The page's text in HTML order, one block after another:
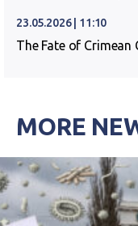
23.05.2026 | 11:10
The Fate of Crimean
MORE